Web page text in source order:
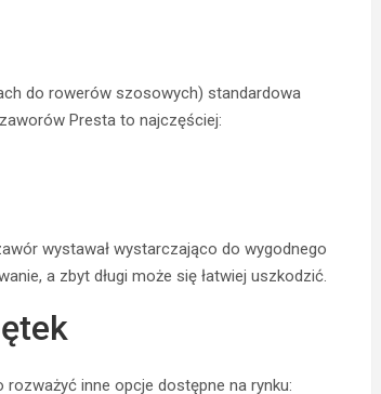
do rowerów szosowych) standardowa
Presta to najczęściej:
wystawał wystarczająco do wygodnego
a zbyt długi może się łatwiej uszkodzić.
inne opcje dostępne na rynku: